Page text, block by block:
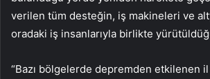
verilen tüm desteğin, iş makineleri ve
oradaki iş insanlarıyla birlikte
“Bazı bölgelerde depremden etkilenen